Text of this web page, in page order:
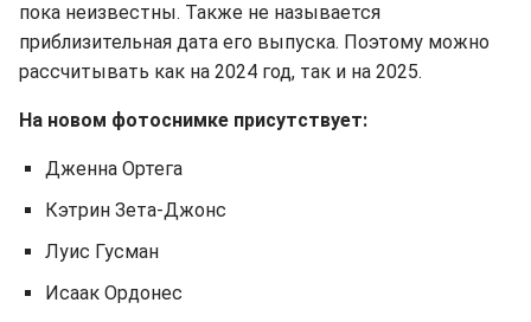
пока неизвестны. Также не называется
приблизительная дата его выпуска. Поэтому можно
рассчитывать как на 2024 год, так и на 2025.
На новом фотоснимке присутствует:
Дженна Ортега
Кэтрин Зета-Джонс
Луис Гусман
Исаак Ордонес